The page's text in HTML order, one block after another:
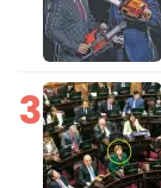
3